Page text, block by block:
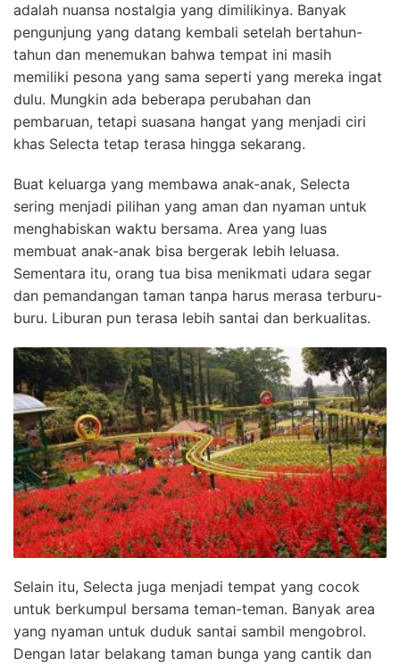
adalah nuansa nostalgia yang dimilikinya. Banyak
pengunjung yang datang kembali setelah bertahun-
tahun dan menemukan bahwa tempat ini masih
memiliki pesona yang sama seperti yang mereka ingat
dulu. Mungkin ada beberapa perubahan dan
pembaruan, tetapi suasana hangat yang menjadi ciri
khas Selecta tetap terasa hingga sekarang.
Buat keluarga yang membawa anak-anak, Selecta
sering menjadi pilihan yang aman dan nyaman untuk
menghabiskan waktu bersama. Area yang luas
membuat anak-anak bisa bergerak lebih leluasa.
Sementara itu, orang tua bisa menikmati udara segar
dan pemandangan taman tanpa harus merasa terburu-
buru. Liburan pun terasa lebih santai dan berkualitas.
Selain itu, Selecta juga menjadi tempat yang cocok
untuk berkumpul bersama teman-teman. Banyak area
yang nyaman untuk duduk santai sambil mengobrol.
Dengan latar belakang taman bunga yang cantik dan